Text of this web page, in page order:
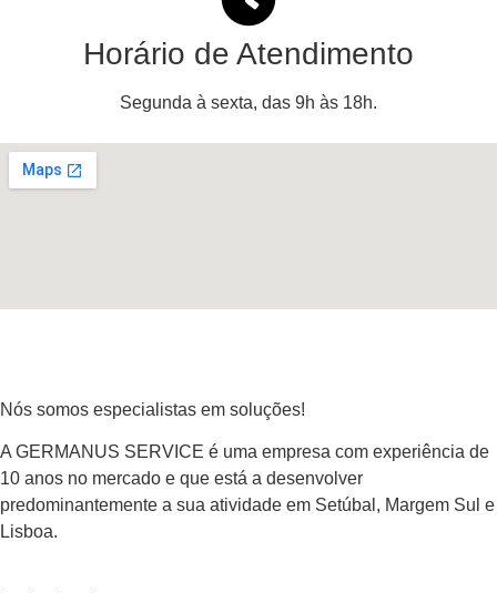
Horário de Atendimento
Segunda à sexta, das 9h às 18h.
Nós somos especialistas em soluções!
A GERMANUS SERVICE é uma empresa com experiência de
10 anos no mercado e que está a desenvolver
predominantemente a sua atividade em Setúbal, Margem Sul e
Lisboa.